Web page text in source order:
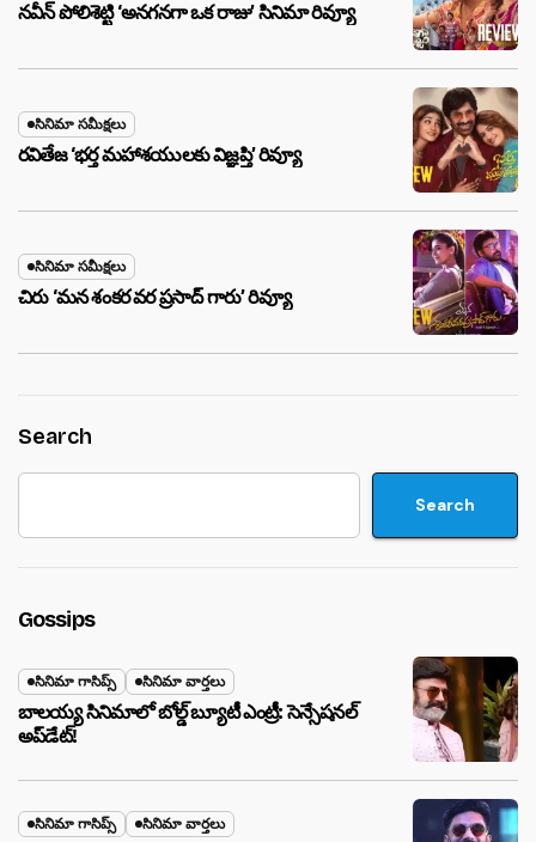
నవీన్ పోలిశెట్టి ‘అనగనగా ఒక రాజు’ సినిమా రివ్యూ
సినిమా సమీక్షలు
రవితేజ ‘భర్త మహాశయులకు విజ్ఞప్తి’ రివ్యూ
సినిమా సమీక్షలు
చిరు ‘మ‌న శంక‌ర వ‌ర ప్ర‌సాద్ గారు’ రివ్యూ
Search
Search
Gossips
సినిమా గాసిప్స్ సినిమా వార్తలు
బాలయ్య సినిమాలో బోల్డ్ బ్యూటీ ఎంట్రీ: సెన్సేషనల్
అప్‌డేట్!
సినిమా గాసిప్స్ సినిమా వార్తలు